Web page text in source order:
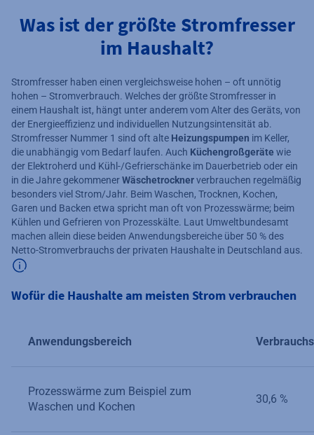
Was ist der größte Stromfresser
im Haushalt?
Stromfresser haben einen vergleichsweise hohen – oft unnötig
hohen – Stromverbrauch. Welches der größte Stromfresser in
einem Haushalt ist, hängt unter anderem vom Alter des Geräts, von
der Energieeffizienz und individuellen Nutzungsintensität ab.
Stromfresser Nummer 1 sind oft alte Heizungspumpen im Keller,
die unabhängig vom Bedarf laufen. Auch Küchengroßgeräte wie
der Elektroherd und Kühl-/Gefrierschänke im Dauerbetrieb oder ein
in die Jahre gekommenerWäschetrocknerverbrauchen regelmäßig
besonders viel Strom/Jahr. Beim Waschen, Trocknen, Kochen,
Garen und Backen etwa spricht man oft von ⁠Prozesswärme⁠; beim
Kühlen und Gefrieren von ⁠Prozesskälte⁠. Laut Umweltbundesamt
machen allein diese beiden Anwendungsbereiche über 50 % des
Netto-Stromverbrauchs der privaten Haushalte in Deutschland aus.
Wofür die Haushalte am meisten Strom verbrauchen
Anwendungsbereich
Prozesswärme zum Beispiel zum
Waschen und Kochen
30,6 %